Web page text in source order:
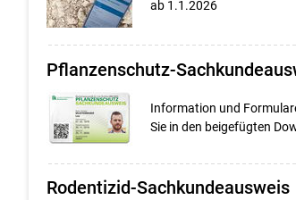
ab 1.1.2026
Pflanzenschutz-
Information und
Sie in den beigefügten
Rodentizid-Sachkundeausweis